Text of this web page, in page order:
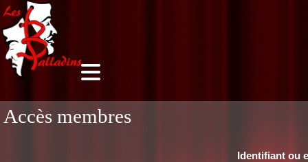
Accès membres
Identifiant ou